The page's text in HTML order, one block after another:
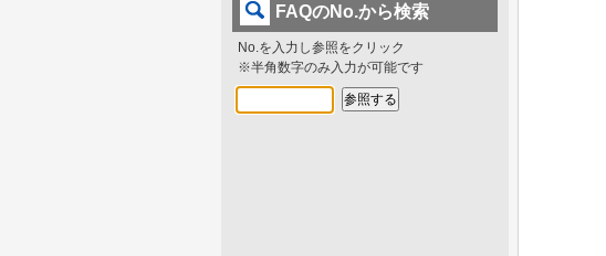
FAQのNo.から検索
No.を入力し参照をクリック
※半角数字のみ入力が可能です